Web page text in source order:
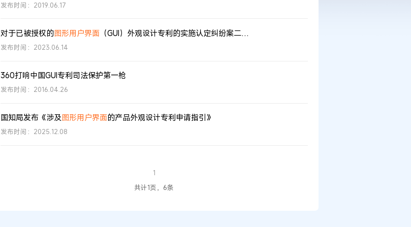
发布时间：2019.06.17
对于已被授权的图形用户界面（GUI）外观设计专利的实施认定纠纷案二审判决书
发布时间：2023.06.14
360打响中国GUI专利司法保护第一枪
发布时间：2016.04.26
国知局发布《涉及图形用户界面的产品外观设计专利申请指引》
发布时间：2025.12.08
1
共计1页，6条